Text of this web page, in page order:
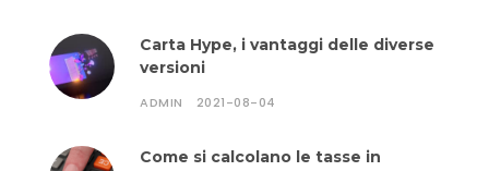
Carta Hype, i vantaggi delle diverse
versioni
ADMIN 2021-08-04
Come si calcolano le tasse in